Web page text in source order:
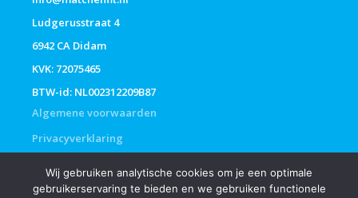
Ludgerusstraat 4
6942 CA Didam
KVK: 72075465
BTW-id: NL002312209B87
Algemene voorwaarden
Privacyverklaring
Wij gebruiken analytische cookies om je een optimale
gebruikerservaring te bieden en we gebruiken functionele